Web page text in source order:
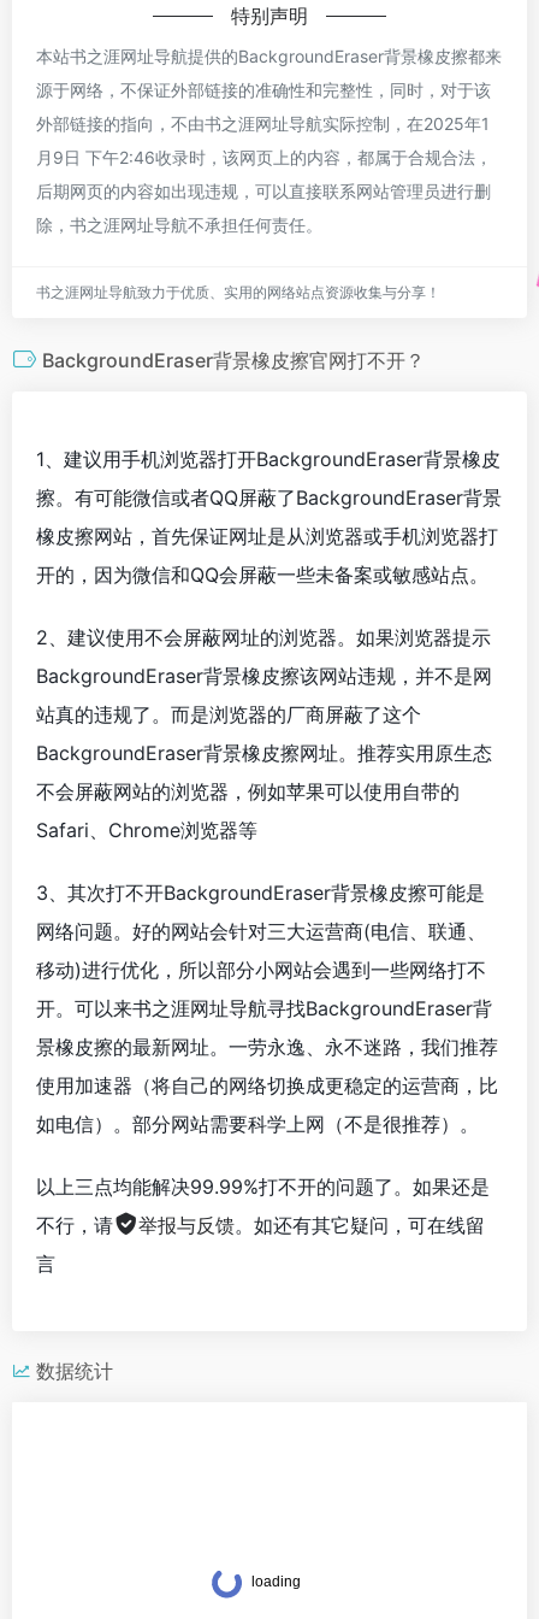
特别声明
本站书之涯网址导航提供的BackgroundEraser背景橡皮擦都来
源于网络，不保证外部链接的准确性和完整性，同时，对于该
外部链接的指向，不由书之涯网址导航实际控制，在2025年1
月9日 下午2:46收录时，该网页上的内容，都属于合规合法，
后期网页的内容如出现违规，可以直接联系网站管理员进行删
除，书之涯网址导航不承担任何责任。
书之涯网址导航致力于优质、实用的网络站点资源收集与分享！
BackgroundEraser背景橡皮擦官网打不开？
1、建议用手机浏览器打开BackgroundEraser背景橡皮
擦。有可能微信或者QQ屏蔽了BackgroundEraser背景
橡皮擦网站，首先保证网址是从浏览器或手机浏览器打
开的，因为微信和QQ会屏蔽一些未备案或敏感站点。
2、建议使用不会屏蔽网址的浏览器。如果浏览器提示
BackgroundEraser背景橡皮擦该网站违规，并不是网
站真的违规了。而是浏览器的厂商屏蔽了这个
BackgroundEraser背景橡皮擦网址。推荐实用原生态
不会屏蔽网站的浏览器，例如苹果可以使用自带的
Safari、Chrome浏览器等
3、其次打不开BackgroundEraser背景橡皮擦可能是
网络问题。好的网站会针对三大运营商(电信、联通、
移动)进行优化，所以部分小网站会遇到一些网络打不
开。可以来书之涯网址导航寻找BackgroundEraser背
景橡皮擦的最新网址。一劳永逸、永不迷路，我们推荐
使用加速器（将自己的网络切换成更稳定的运营商，比
如电信）。部分网站需要科学上网（不是很推荐）。
以上三点均能解决99.99%打不开的问题了。如果还是
不行，请
举报与反馈。如还有其它疑问，可在线留
言
数据统计